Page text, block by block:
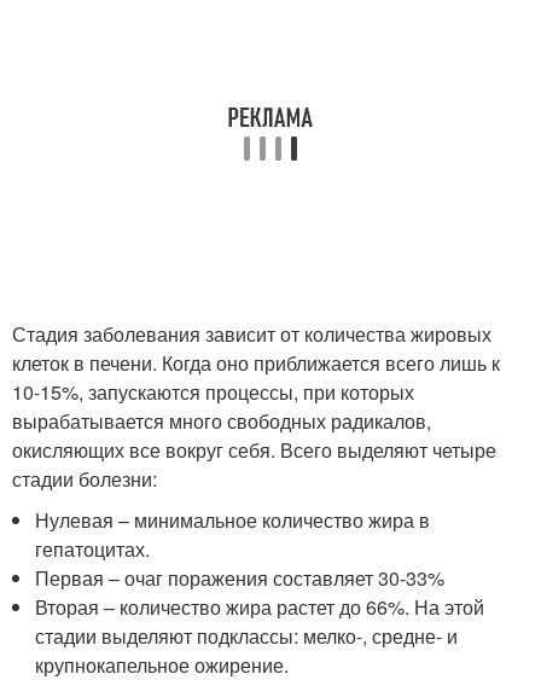
Стадия заболевания зависит от количества жировых
клеток в печени. Когда оно приближается всего лишь к
10-15%, запускаются процессы, при которых
вырабатывается много свободных радикалов,
окисляющих все вокруг себя. Всего выделяют четыре
стадии болезни:
Нулевая – минимальное количество жира в
гепатоцитах.
Первая – очаг поражения составляет 30-33%
Вторая – количество жира растет до 66%. На этой
стадии выделяют подклассы: мелко-, средне- и
крупнокапельное ожирение.